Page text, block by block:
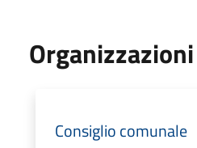
Organizzazioni
Consiglio comunale